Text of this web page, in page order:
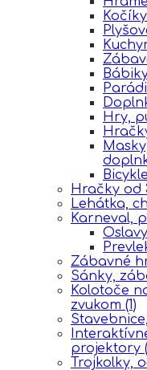
Hry,
Hračky od
Lehátka,
Karneval,
Zábavné
Sánky,
Kolotoče
zvukom (1)
projektory
Trojkolky,